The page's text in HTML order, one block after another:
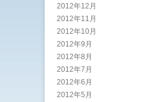
2012年12月
2012年11月
2012年10月
2012年9月
2012年8月
2012年7月
2012年6月
2012年5月